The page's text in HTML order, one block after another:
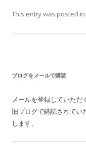
This entry was posted in
ブログをメールで購読
メールを登録していただ
旧ブログで購読されてい
します。